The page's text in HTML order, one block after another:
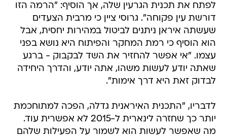
לפתח את תכנית הגרעין שלה, אך הוסיף: "הרמה הזו
דורשת עין פקוחה". גרוסי ציין כי מרבית הצעדים
שעשתה איראן ניתנים לביטול במהירות יחסית, אבל
הוא הוסיף כי רמת המחקר והפיתוח היא נושא בפני
עצמו. "אי אפשר להחזיר את השד לבקבוק - ברגע
שאתה יודע לעשות משהו, אתה יודע, והדרך היחידה
לבדוק זאת היא דרך אימות".
לדבריו, "התכנית האיראנית גדלה, הפכה למתוחכמת
יותר כך שחזרה לינארית ל-2015 לא אפשרית עוד.
מה שאפשר לעשות הוא לשמור על הפעילות שלהם